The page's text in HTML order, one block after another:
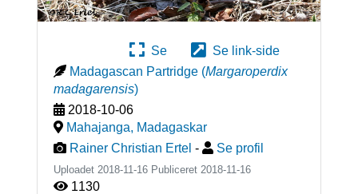
Se
Se link-side
Madagascan Partridge (Margaroperdix
madagarensis)
2018-10-06
Mahajanga, Madagaskar
Rainer Christian Ertel - Se profil
Uploadet 2018-11-16 Publiceret 2018-11-16
1130